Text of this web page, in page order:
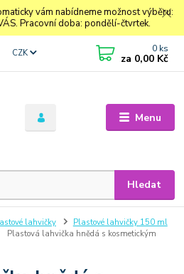
vám nabídneme možnost výběru:
Pracovní doba: pondělí-čtvrtek.
Menu
CZK
Hledat
0 ks
za 0,00 Kč
lahvičky
Plastové lahvičky 150 ml
Plastová lahvička hnědá s kosmetickým